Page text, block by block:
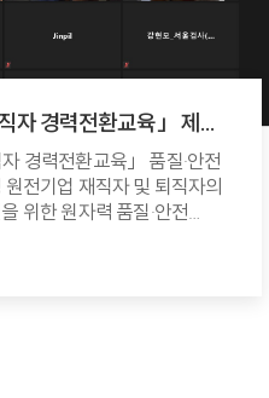
발 동향에 대한 강의가
차에는 해외 원전해체 사례
체 WBS (Work Breakdown
정표 개발 기준 강의가
부터는 해체 엔지니어링 및...
직자 경력전환교육」 제
교육 시행
자 경력전환교육」 품질·안전
전기업 재직자 및 퇴직자의
위한 원자력 품질·안전
서울 Kiwa Korea에서